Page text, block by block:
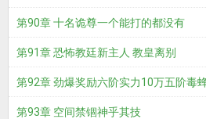
第90章 十名诡尊一个能打的都没有
第91章 恐怖教廷新主人 教皇离别
第92章 劲爆奖励六阶实力10万五阶毒
第93章 空间禁锢神乎其技